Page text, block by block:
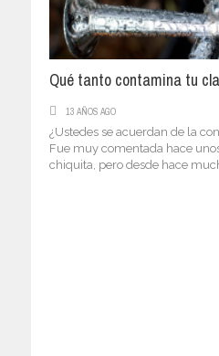
Qué tanto contamina tu
13 AÑOS AGO
¿Ustedes se acuerdan de la
Fue muy comentada hace
chiquita, pero desde hace